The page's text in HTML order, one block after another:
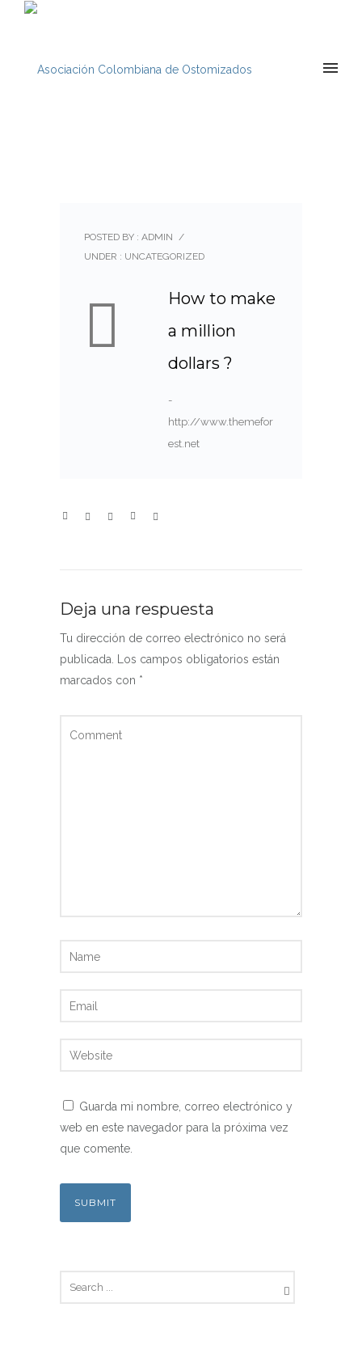
POSTED BY : ADMIN /
UNDER : UNCATEGORIZED
How to make
a million
dollars ?
-
http://www.themefor
est.net
Deja una respuesta
Tu dirección de correo electrónico no será
publicada. Los campos obligatorios están
marcados con *
Guarda mi nombre, correo electrónico y
web en este navegador para la próxima vez
que comente.